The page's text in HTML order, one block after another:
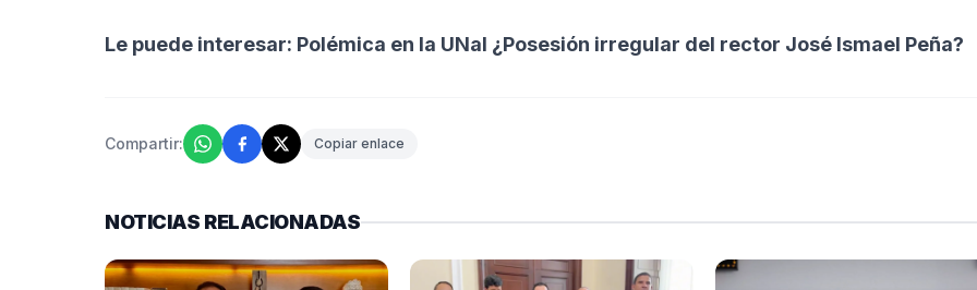
Le puede interesar: Polémica en la UNal ¿Posesión irregular del rector José Ismael Peña?
Compartir: Copiar enlace
NOTICIAS RELACIONADAS